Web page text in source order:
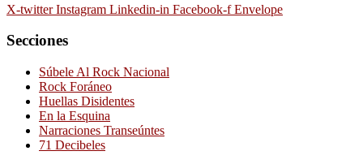
X-twitter Instagram Linkedin-in Facebook-f Envelope
Secciones
Súbele Al Rock Nacional
Rock Foráneo
Huellas Disidentes
En la Esquina
Narraciones Transeúntes
71 Decibeles